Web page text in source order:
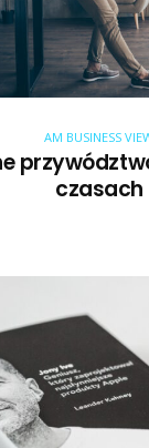
AM BUSINESS
czasach